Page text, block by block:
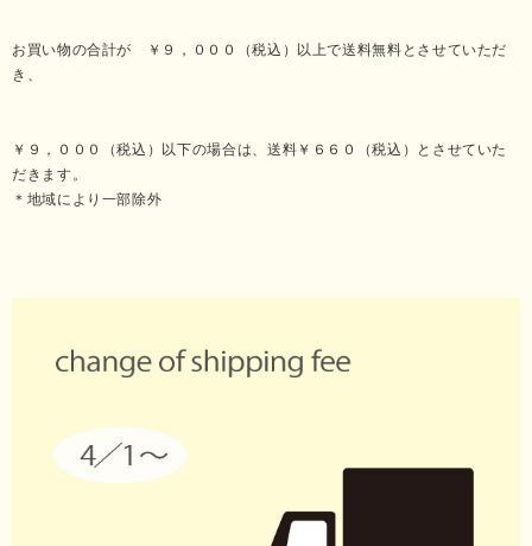
お買い物の合計が ￥９，０００（税込）以上で送料無料とさせていただ
き、
￥９，０００（税込）以下の場合は、送料￥６６０（税込）とさせていた
だきます。
＊地域により一部除外